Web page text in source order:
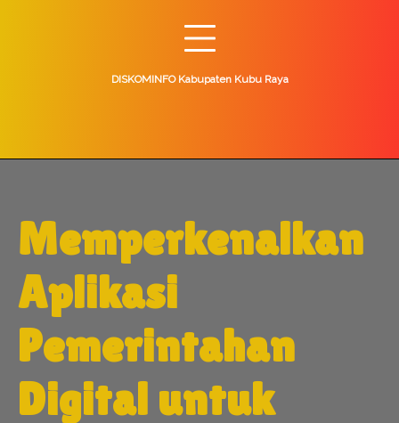
DISKOMINFO Kabupaten Kubu Raya
Memperkenalkan
Aplikasi
Pemerintahan
Digital untuk